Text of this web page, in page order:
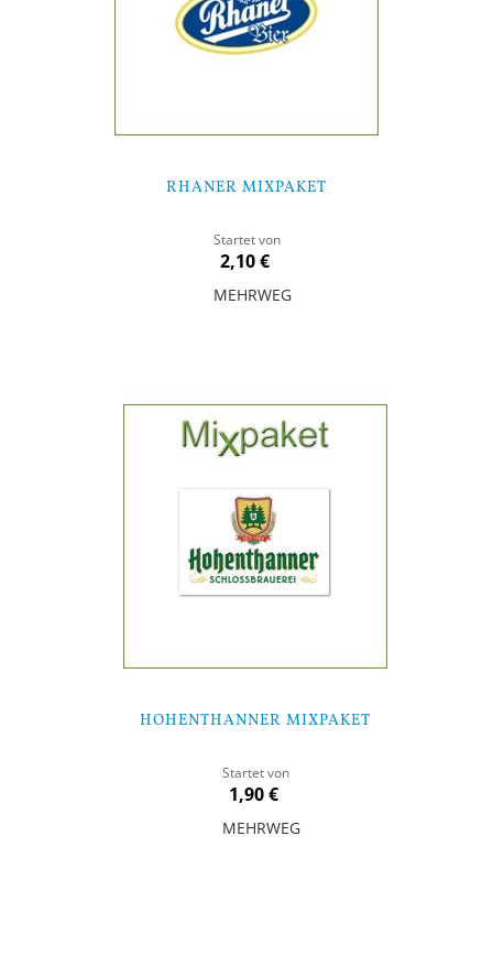
RHANER MIXPAKET
Startet von
2,10 €
MEHRWEG
HOHENTHANNER MIXPAKET
Startet von
1,90 €
MEHRWEG